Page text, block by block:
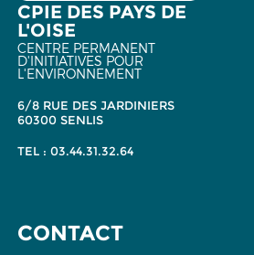
CPIE DES PAYS DE
L'OISE
CENTRE PERMANENT
D'INITIATIVES POUR
L'ENVIRONNEMENT
6/8 RUE DES JARDINIERS
60300 SENLIS
TEL : 03.44.31.32.64
CONTACT